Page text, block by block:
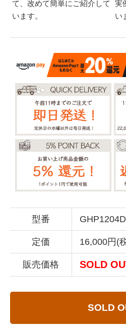
て、改めて簡単にご紹介して
います。
実
い
型番
定価 16,000円(
販売価格 SOLD
SOLD